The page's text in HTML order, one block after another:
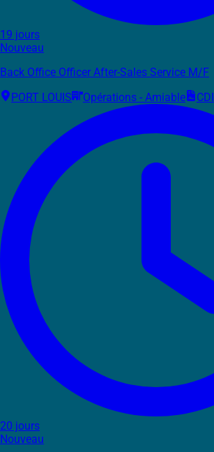
19 jours
Nouveau
Back Office Officer After-Sales Service M/F
PORT LOUIS
Opérations - Amiable CDI
20 jours
Nouveau